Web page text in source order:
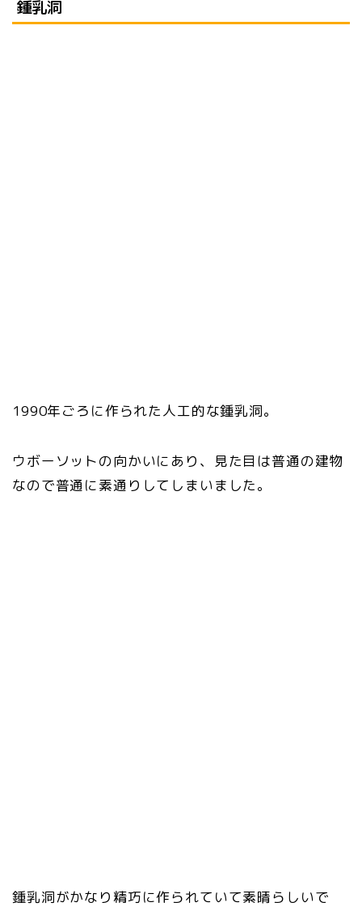
鍾乳洞
1990年ごろに作られた人工的な鍾乳洞。
ウボーソットの向かいにあり、見た目は普通の建物
なので普通に素通りしてしまいました。
鍾乳洞がかなり精巧に作られていて素晴らしいで